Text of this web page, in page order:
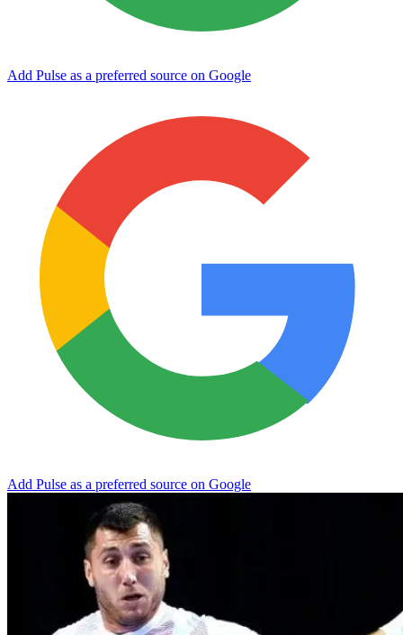
Add Pulse as a preferred source on Google
Add Pulse as a preferred source on Google